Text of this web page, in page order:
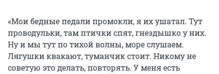
«Мои бедные педали промокли, я их ушатал. Тут
проводульки, там птички спят, гнездышко у них.
Ну и мы тут по тихой волны, море слушаем.
Лягушки квакают, туманчик стоит. Никому не
советую это делать, повторять. У меня есть